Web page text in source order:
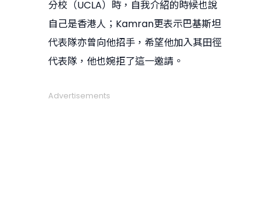
分校（UCLA）時，自我介紹的時候也說
自己是香港人；Kamran更表示巴基斯坦
代表隊亦曾向他招手，希望他加入其田徑
代表隊，他也婉拒了這一邀請。
Advertisements